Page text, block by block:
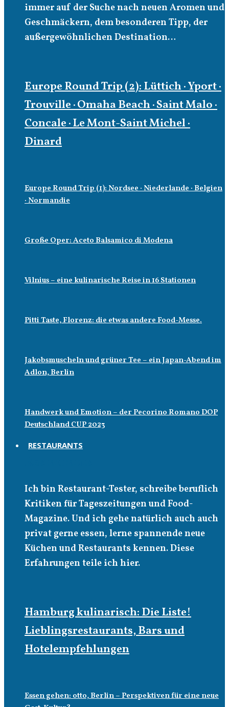
immer auf der Suche nach neuen Aromen und
Geschmäckern, dem besonderen Tipp, der
außergewöhnlichen Destination…
Europe Round Trip (2): Lüttich · Yport ·
Trouville · Omaha Beach · Saint Malo ·
Concale · Le Mont-Saint Michel ·
Dinard
Europe Round Trip (1): Nordsee · Niederlande · Belgien
· Normandie
Große Oper: Aceto Balsamico di Modena
Vilnius – eine kulinarische Reise in 16 Stationen
Pitti Taste, Florenz: die etwas andere Food-Messe.
Jakobsmuscheln und grüner Tee – ein Japan-Abend im
Adlon, Berlin
Handwerk und Emotion – der Pecorino Romano DOP
Deutschland CUP 2023
RESTAURANTS
Ich bin Restaurant-Tester, schreibe beruflich
Kritiken für Tageszeitungen und Food-
Magazine. Und ich gehe natürlich auch auch
privat gerne essen, lerne spannende neue
Küchen und Restaurants kennen. Diese
Erfahrungen teile ich hier.
Hamburg kulinarisch: Die Liste!
Lieblingsrestaurants, Bars und
Hotelempfehlungen
Essen gehen: otto, Berlin – Perspektiven für eine neue